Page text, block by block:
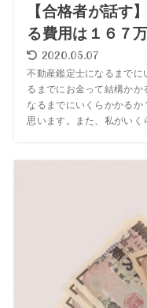
【合格者が話す
る費用は１６７
2020.05.07
不動産鑑定士になるまでに
るまでにお金って結構かか
なるまでにいくらかかるか
思います。また、私がいく